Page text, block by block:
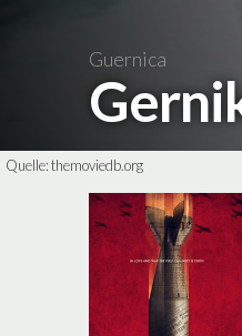
Guernica
Quelle:themoviedb.org